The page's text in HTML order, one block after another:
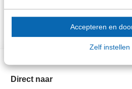
Accepteren en
Zelf instellen
Direct naar